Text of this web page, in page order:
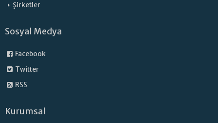
Şirketler
Sosyal Medya
Facebook
Twitter
RSS
Kurumsal